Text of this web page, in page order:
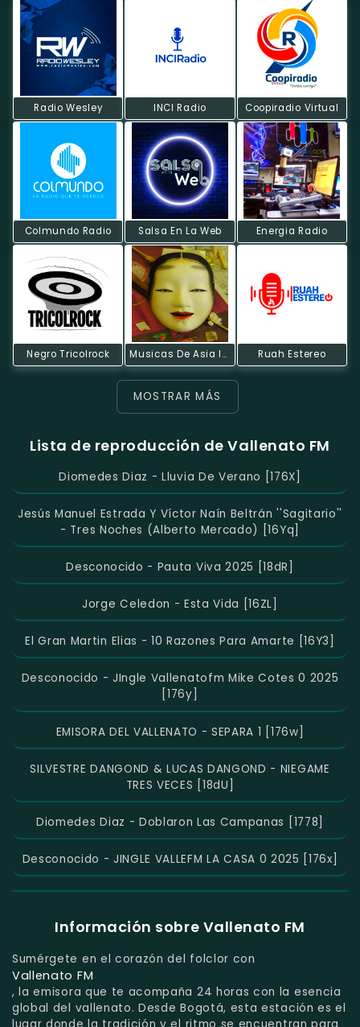
Radio Wesley INCI Radio Coopiradio Virtual
Colmundo Radio Salsa En La Web Energia Radio
Negro Tricolrock Musicas De Asia Internet Radio Ruah Estereo
MOSTRAR MÁS
Lista de reproducción de Vallenato FM
Diomedes Diaz - Lluvia De Verano [176X]
Jesús Manuel Estrada Y Víctor Naín Beltrán ''Sagitario''
- Tres Noches (Alberto Mercado) [16Yq]
Desconocido - Pauta Viva 2025 [18dR]
Jorge Celedon - Esta Vida [16ZL]
El Gran Martin Elias - 10 Razones Para Amarte [16Y3]
Desconocido - JIngle Vallenatofm Mike Cotes 0 2025
[176y]
EMISORA DEL VALLENATO - SEPARA 1 [176w]
SILVESTRE DANGOND & LUCAS DANGOND - NIEGAME
TRES VECES [18dU]
Diomedes Diaz - Doblaron Las Campanas [1778]
Desconocido - JINGLE VALLEFM LA CASA 0 2025 [176x]
Información sobre Vallenato FM
Sumérgete en el corazón del folclor con
Vallenato FM
, la emisora que te acompaña 24 horas con la esencia
global del vallenato. Desde Bogotá, esta estación es el